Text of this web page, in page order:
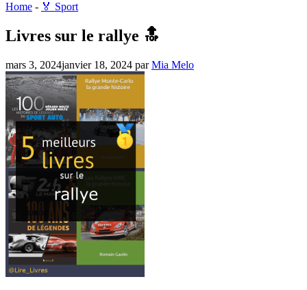
Home - 🏅 Sport
Livres sur le rallye 🔝
mars 3, 2024janvier 18, 2024 parMia Melo